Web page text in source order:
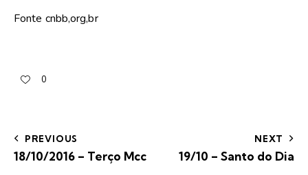
Fonte cnbb,org,br
0
PREVIOUS
18/10/2016 – Terço Mcc
NEXT
19/10 – Santo do Dia